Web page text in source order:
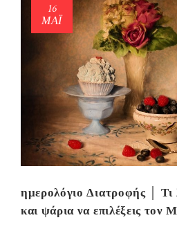
16
ΜΑΪ́
ημερολόγιο Διατροφής │
και ψάρια να επιλέξεις τον